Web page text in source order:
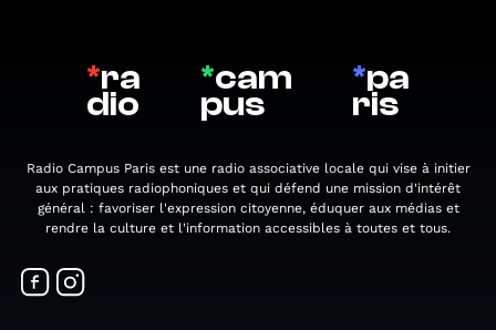
*ra
dio
*cam
pus
*pa
ris
Radio Campus Paris est une radio associative locale qui vise à initier
aux pratiques radiophoniques et qui défend une mission d'intérêt
général : favoriser l'expression citoyenne, éduquer aux médias et
rendre la culture et l'information accessibles à toutes et tous.